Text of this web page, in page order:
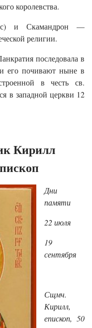
королевства.
и Скамандрон —
религии.
последовала в
его почивают ныне в
в честь св.
в западной церкви 12
Кирилл
Дни
памяти
22 июля
19
сентября
Сщмч.
Кирилл,
епископ, 50